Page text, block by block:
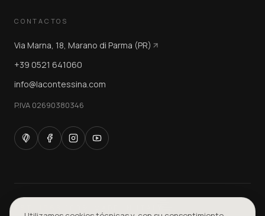
CONTACTOS
Via Marna, 18, Marano di Parma (PR)
+39 0521 641060
info@lacontessina.com
P.IVA 02690380346